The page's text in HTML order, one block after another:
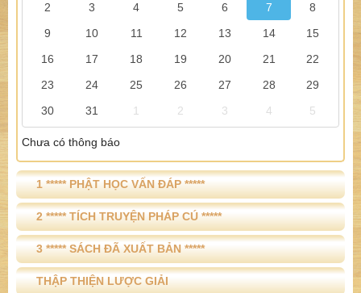
2
3 4 5 6 7
8
9
10 11 12 13 14
15
16
17 18 19 20 21
22
23
24 25 26 27 28
29
30
31 1 2 3 4 5
Chưa có thông báo
1 ***** PHẬT HỌC VẤN ĐÁP *****
2 ***** TÍCH TRUYỆN PHÁP CÚ *****
3 ***** SÁCH ĐÃ XUẤT BẢN *****
THẬP THIỆN LƯỢC GIẢI